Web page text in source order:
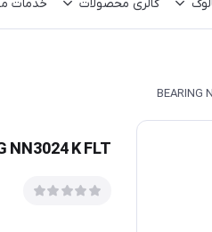
گالری محصولات خدمات
BEARING
NN3024 K FLT